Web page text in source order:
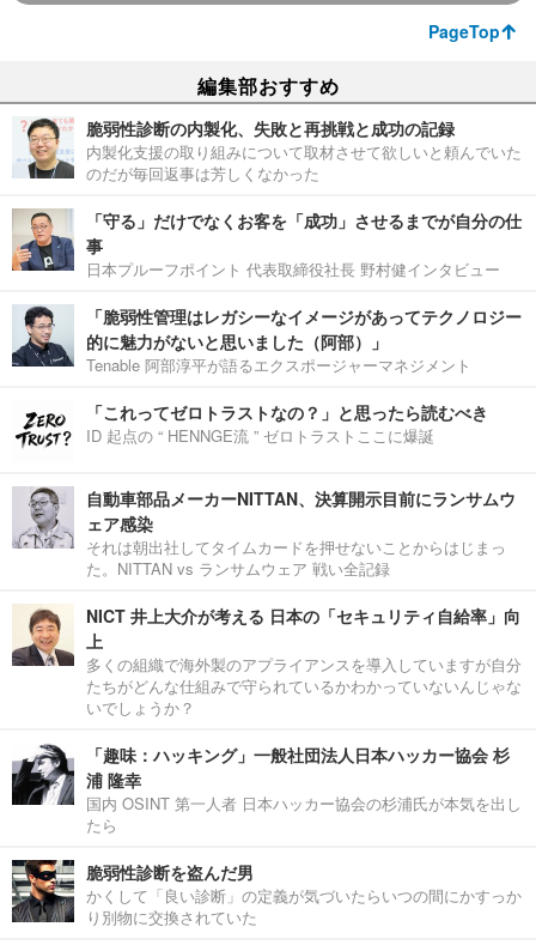
PageTop
編集部おすすめ
脆弱性診断の内製化、失敗と再挑戦と成功の記録
内製化支援の取り組みについて取材させて欲しいと頼んでいた
のだが毎回返事は芳しくなかった
「守る」だけでなくお客を「成功」させるまでが自分の仕
事
日本プルーフポイント 代表取締役社長 野村健インタビュー
「脆弱性管理はレガシーなイメージがあってテクノロジー
的に魅力がないと思いました（阿部）」
Tenable 阿部淳平が語るエクスポージャーマネジメント
「これってゼロトラストなの？」と思ったら読むべき
ID 起点の “ HENNGE流 ” ゼロトラストここに爆誕
自動車部品メーカーNITTAN、決算開示目前にランサムウ
ェア感染
それは朝出社してタイムカードを押せないことからはじまっ
た。NITTAN vs ランサムウェア 戦い全記録
NICT 井上大介が考える 日本の「セキュリティ自給率」向
上
多くの組織で海外製のアプライアンスを導入していますが自分
たちがどんな仕組みで守られているかわかっていないんじゃな
いでしょうか？
「趣味：ハッキング」一般社団法人日本ハッカー協会 杉
浦 隆幸
国内 OSINT 第一人者 日本ハッカー協会の杉浦氏が本気を出し
たら
脆弱性診断を盗んだ男
かくして「良い診断」の定義が気づいたらいつの間にかすっか
り別物に交換されていた